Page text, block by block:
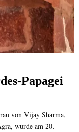
Papagei
von Vijay Sharma,
wurde am 20.